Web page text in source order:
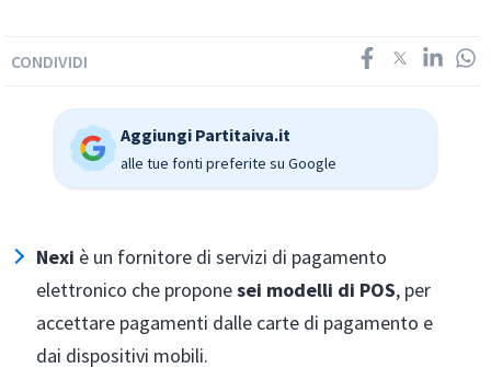
CONDIVIDI
Aggiungi Partitaiva.it
alle tue fonti preferite su Google
Nexi è un fornitore di servizi di pagamento
elettronico che proponesei modelli di POS, per
accettare pagamenti dalle carte di pagamento e
dai dispositivi mobili.